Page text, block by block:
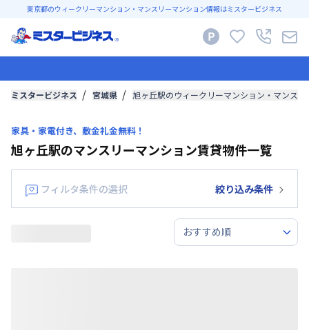
東京都のウィークリーマンション・マンスリーマンション情報はミスタービジネス
ミスタービジネス 宮城県 旭ヶ丘駅のウィークリーマンション・マンス
家具・家電付き、敷金礼金無料！
旭ヶ丘駅のマンスリーマンション賃貸物件一覧
フィルタ条件の選択 絞り込み条件